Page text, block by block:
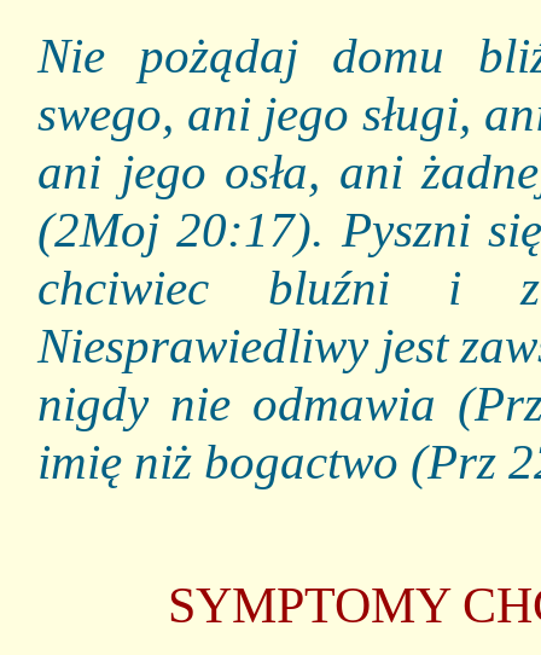
Nie pożądaj domu
swego, ani jego sługi,
ani jego osła, ani
(2Moj 20:17). Pyszni
chciwiec bluźni i
Niesprawiedliwy jest
nigdy nie odmawia
imię niż bogactwo (Prz
SYMPTOMY